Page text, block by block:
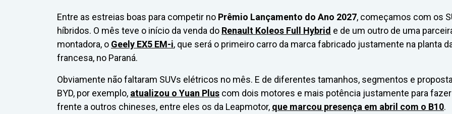
Entre as estreias boas para competir no Prêmio Lançamento do Ano 2027, começamos com os
híbridos. O mês teve o início da venda do Renault Koleos Full Hybrid e de um outro de uma
montadora, o Geely EX5 EM-i, que será o primeiro carro da marca fabricado justamente na planta
francesa, no Paraná.
Obviamente não faltaram SUVs elétricos no mês. E de diferentes tamanhos, segmentos e
BYD, por exemplo, atualizou o Yuan Plus com dois motores e mais potência justamente para fazer
frente a outros chineses, entre eles os da Leapmotor, que marcou presença em abril com o B10.